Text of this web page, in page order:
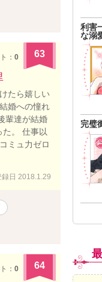
： 0 63
たら嬉しい
婚への憧れ
輩達が結婚
。 仕事以
ミュ力ゼロ
日 2018.1.29
： 0 64
利害
な溺
完璧